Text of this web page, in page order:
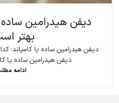
دیفن هیدرامین ساده
بهتر
دیفن هیدرامین ساده یا کامپاند؛
دیفن هیدرامین ساده یا
ادامه